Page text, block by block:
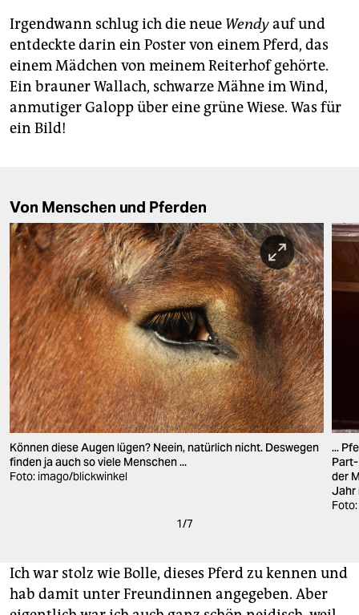
Irgendwann schlug ich die neue Wendyauf und
entdeckte darin ein Poster von einem Pferd, das
einem Mädchen von meinem Reiterhof gehörte.
Ein brauner Wallach, schwarze Mähne im Wind,
anmutiger Galopp über eine grüne Wiese. Was für
ein Bild!
Von Menschen und Pferden
Können diese Augen lügen? Neein, natürlich nicht. Deswegen
finden ja auch so viele Menschen ...
Foto: imago/blickwinkel
...
der
Jahr
1/7
Ich war stolz wie Bolle, dieses Pferd zu kennen und
hab damit unter Freundinnen angegeben. Aber